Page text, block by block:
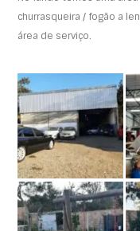
churrasqueira / fogão a
área de serviço.